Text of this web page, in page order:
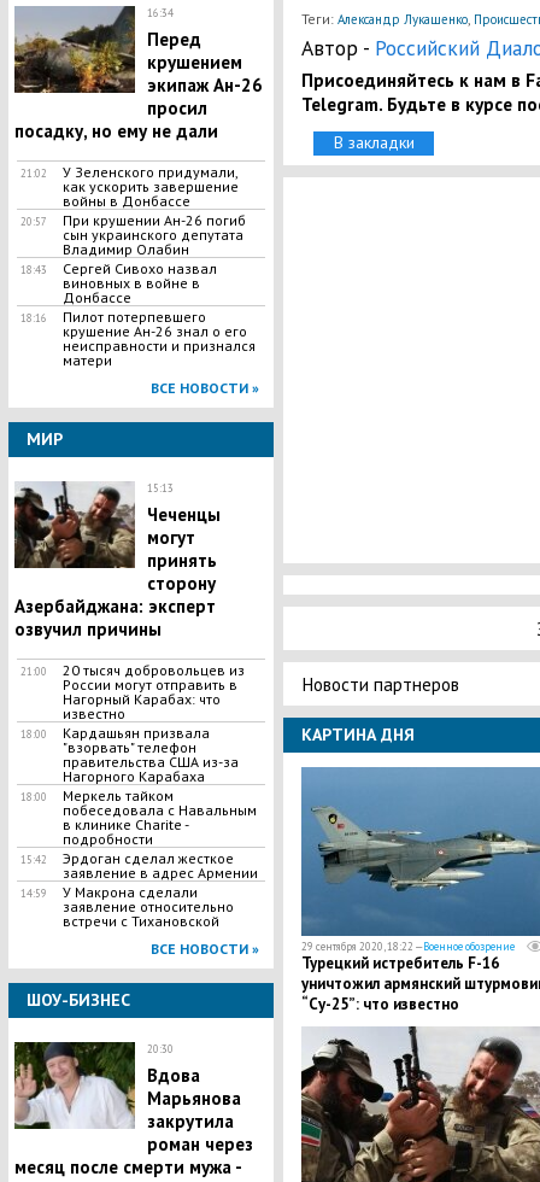
16:34
Перед
крушением
экипаж Ан-26
просил
посадку, но ему не дали
21:02
У Зеленского придумали,
как ускорить завершение
войны в Донбассе
20:57
При крушении Ан-26 погиб
сын украинского депутата
Владимир Олабин
18:43
Сергей Сивохо назвал
виновных в войне в
Донбассе
18:16
Пилот потерпевшего
крушение Ан-26 знал о его
неисправности и признался
матери
ВСЕ НОВОСТИ »
МИР
15:13
​Чеченцы
могут
принять
сторону
Азербайджана: эксперт
озвучил причины
21:00
​20 тысяч добровольцев из
России могут отправить в
Нагорный Карабах: что
известно
18:00
​Кардашьян призвала
"взорвать" телефон
правительства США из-за
Нагорного Карабаха
18:00
Меркель тайком
побеседовала с Навальным
в клинике Charitе -
подробности
15:42
​Эрдоган сделал жесткое
заявление в адрес Армении
14:59
​У Макрона сделали
заявление относительно
встречи с Тихановской
ВСЕ НОВОСТИ »
ШОУ-БИЗНЕС
20:30
Вдова
Марьянова
закрутила
роман через
месяц после смерти мужа -
Теги: Александр Лукашенко,
Автор - Российский
Присоединяйтесь к нам в
Telegram. Будьте в курсе
В закладки
Новости партнеров
КАРТИНА ДНЯ
29 сентября 2020, 18:22 —Военное обозрение
Турецкий истребитель F-16
уничтожил армянский
“Су-25”: что известно